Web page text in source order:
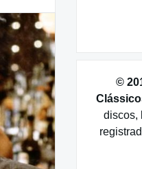
©
discos,